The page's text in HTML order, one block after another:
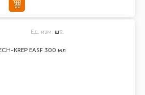
KREP EASF 300 мл
Ед. изм. шт.